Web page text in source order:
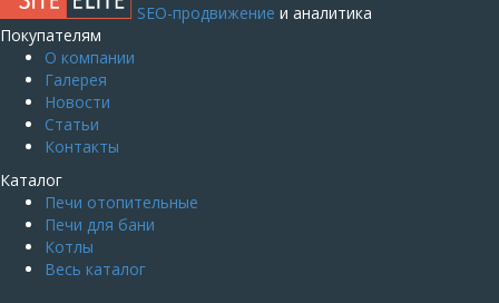
SEO-продвижение и аналитика
Покупателям
О компании
Галерея
Новости
Статьи
Контакты
Каталог
Печи отопительные
Печи для бани
Котлы
Весь каталог